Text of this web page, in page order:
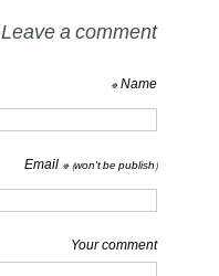
Leave a comment
Name *
Email * (won't be publish)
Your comment